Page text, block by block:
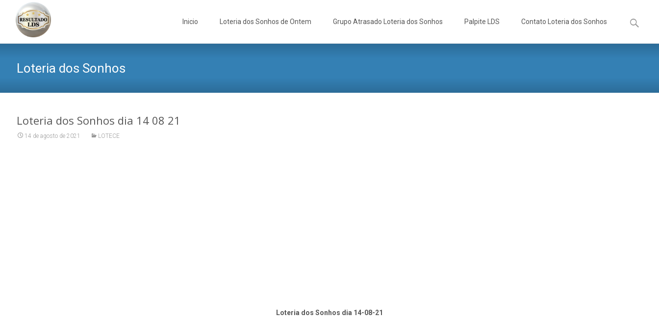
Inicio Loteria dos Sonhos de Ontem Grupo Atrasado Loteria dos Sonhos Palpite LDS Contato Loteria dos Sonhos
por:
Loteria dos Sonhos
Loteria dos Sonhos dia 14 08 21
14 de agosto de 2021 LOTECE
Loteria dos Sonhos dia 14-08-21